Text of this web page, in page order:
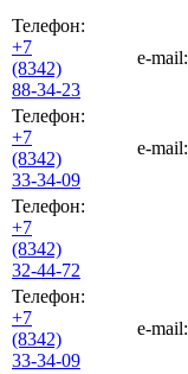
Телефон:
+7
(8342)
88-34-23
e-mail:
Телефон:
+7
(8342)
33-34-09
e-mail:
Телефон:
+7
(8342)
32-44-72
Телефон:
+7
(8342)
33-34-09
e-mail: